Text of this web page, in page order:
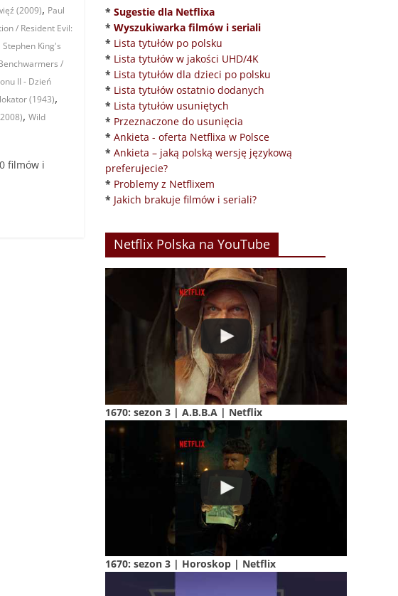
(2009), Paul
/ Resident Evil:
Stephen King's
/
II - Dzień
(1943),
, Wild
filmów i
* Sugestie dla Netflixa
* Wyszukiwarka filmów i seriali
* Lista tytułów po polsku
* Lista tytułów w jakości UHD/4K
* Lista tytułów dla dzieci po polsku
* Lista tytułów ostatnio dodanych
* Lista tytułów usuniętych
* Przeznaczone do usunięcia
* Ankieta - oferta Netflixa w Polsce
* Ankieta – jaką polską wersję językową
preferujecie?
* Problemy z Netflixem
* Jakich brakuje filmów i seriali?
Netflix Polska na YouTube
1670: sezon 3 | A.B.B.A | Netflix
1670: sezon 3 | Horoskop | Netflix